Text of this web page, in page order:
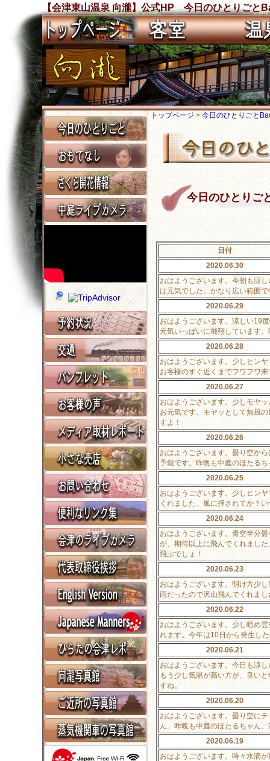
【会津東山温泉 向瀧】公式HP 今日のひとりごと
トップページ> 今日のひとりごと
今日のひとりご
日付
2020.06.30
おはようございます。今朝も涼
は元気でした。かなり広い範囲
2020.06.29
おはようございます。涼しい19
元気いっぱいに飛翔しています
2020.06.28
おはようございます。少しヒン
お客様のすぐ近くまでフワフワ
2020.06.27
おはようございます。少しモヤ
お元気です。モヤッとして無風
すよ！
2020.06.26
おはようございます。曇り空か
予報です。昨晩も中庭のほたる
2020.06.25
おはようございます。少しヒン
くれました、風に押されてか？
2020.06.24
おはようございます。青空半分
が、期待以上に飛んでくれまし
飛ぶでしょ！
2020.06.23
おはようございます。明け方少
雨だったので沢山飛んでくれま
2020.06.22
おはようございます。少し暗め
れます。今年は10日から発生し
2020.06.21
おはようございます。今日も涼
もう少し気温が高い方が、良い
すね。
2020.06.20
おはようございます。曇り空に
ん。昨晩も中庭のほたるちゃん
2020.06.19
おはようございます。時々水滴